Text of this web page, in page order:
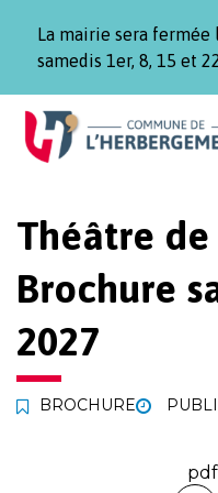
La mairie sera
samedis 1er, 8, 15 et
Aller
Aller
contenu
Aller
pied
Théâtre
Brochure
2027
BROCHURE